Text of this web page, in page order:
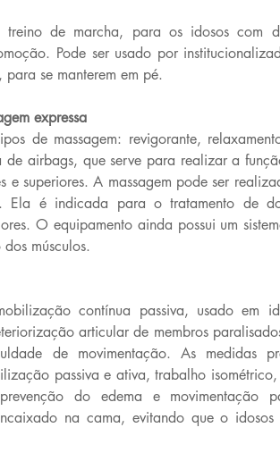
de marcha, para os idosos com
Pode ser usado por
se manterem em pé.
expressa
de massagem: revigorante,
de airbags, que serve para realizar a
e superiores. A massagem pode ser
Ela é indicada para o tratamento de
O equipamento ainda possui um
músculos.
contínua passiva, usado em
articular de membros
de movimentação. As medidas
passiva e ativa, trabalho
do edema e movimentação
na cama, evitando que o